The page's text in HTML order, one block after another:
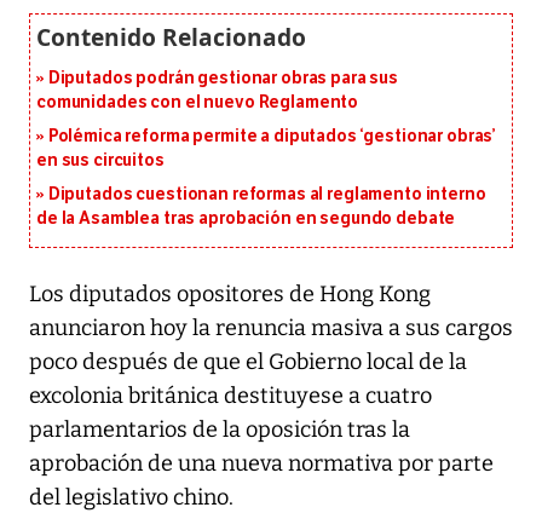
Diputados podrán gestionar obras para sus
comunidades con el nuevo Reglamento
Polémica reforma permite a diputados ‘gestionar obras’
en sus circuitos
Diputados cuestionan reformas al reglamento interno
de la Asamblea tras aprobación en segundo debate
Los diputados opositores de Hong Kong
anunciaron hoy la renuncia masiva a sus cargos
poco después de que el Gobierno local de la
excolonia británica destituyese a cuatro
parlamentarios de la oposición tras la
aprobación de una nueva normativa por parte
del legislativo chino.